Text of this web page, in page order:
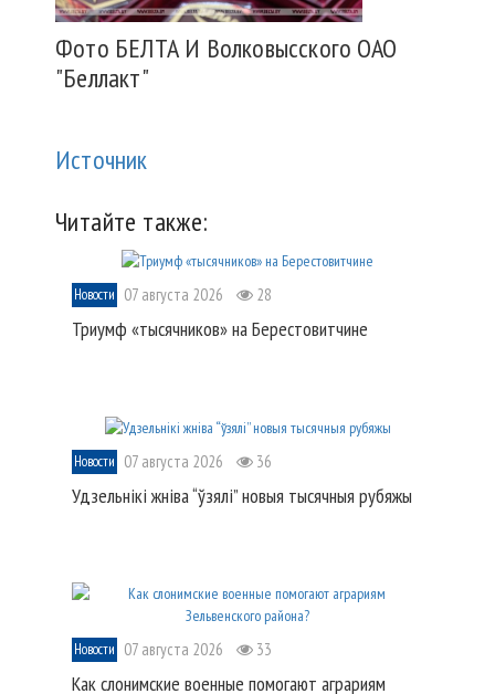
Фото БЕЛТА И Волковысского ОАО
"Беллакт"
Источник
Читайте также:
Новости 07 августа 2026 28
Триумф «тысячников» на Берестовитчине
Новости 07 августа 2026 36
Удзельнікі жніва “ўзялі” новыя тысячныя рубяжы
Новости 07 августа 2026 33
Как слонимские военные помогают аграриям